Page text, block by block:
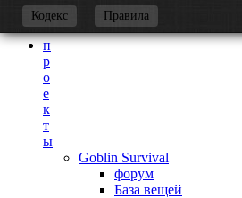
Кодекс Правила
п
р
о
е
к
т
ы
Goblin Survival
форум
База вещей